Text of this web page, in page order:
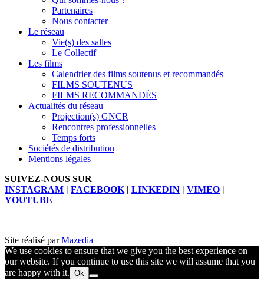
Partenaires
Nous contacter
Le réseau
Vie(s) des salles
Le Collectif
Les films
Calendrier des films soutenus et recommandés
FILMS SOUTENUS
FILMS RECOMMANDÉS
Actualités du réseau
Projection(s) GNCR
Rencontres professionnelles
Temps forts
Sociétés de distribution
Mentions légales
SUIVEZ-NOUS SUR
INSTAGRAM | FACEBOOK | LINKEDIN | VIMEO |
YOUTUBE
Site réalisé parMazedia
We use cookies to ensure that we give you the best experience on
our website. If you continue to use this site we will assume that you
are happy with it. Ok